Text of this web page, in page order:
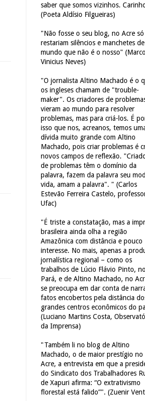
saber que somos vizinhos.
(Poeta Aldísio Filgueiras)
"Não fosse o seu blog, no Acre só
restariam silêncios e manchetes
mundo que não é o nosso"
Vinicius Neves)
"O jornalista Altino Machado é o
os ingleses chamam de "trouble-
maker". Os criadores de
vieram ao mundo para resolver
problemas, mas para criá-los. É
isso que nos, acreanos, temos
dívida muito grande com Altino
Machado, pois criar problemas é
novos campos de reflexão.
de problemas têm o domínio da
palavra, fazem da palavra seu
vida, amam a palavra". " (Carlos
Estevão Ferreira Castelo,
Ufac)
"É triste a constatação, mas a
brasileira ainda olha a região
Amazônica com distância e pouco
interesse. No mais, apenas a
jornalística regional – como os
trabalhos de Lúcio Flávio Pinto, no
Pará, e de Altino Machado, no
se preocupa em dar conta de
fatos encobertos pela distância
grandes centros econômicos do
(Luciano Martins Costa,
da Imprensa)
"Também li no blog de Altino
Machado, o de maior prestígio no
Acre, a entrevista em que a
do Sindicato dos Trabalhadores
de Xapuri afirma: “O extrativismo
florestal está falido”". (Zuenir